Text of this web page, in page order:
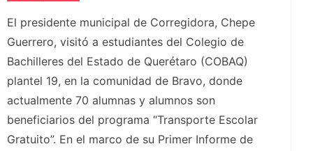
El presidente municipal de Corregidora, Chepe
Guerrero, visitó a estudiantes del Colegio de
Bachilleres del Estado de Querétaro (COBAQ)
plantel 19, en la comunidad de Bravo, donde
actualmente 70 alumnas y alumnos son
beneficiarios del programa “Transporte Escolar
Gratuito”. En el marco de su Primer Informe de